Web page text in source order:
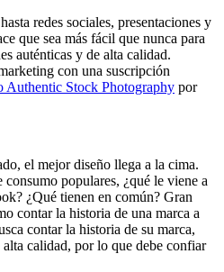
redes sociales, presentaciones y
que sea más fácil que nunca para
auténticas y de alta calidad.
con una suscripción
Authentic Stock Photography por
el mejor diseño llega a la cima.
consumo populares, ¿qué le viene a
¿Qué tienen en común? Gran
contar la historia de una marca a
contar la historia de su marca,
calidad, por lo que debe confiar